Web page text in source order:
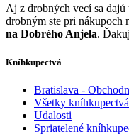
Aj z drobných vecí sa
drobným ste pri nákupoch
na Dobrého Anjela.
Kníhkupectvá
Bratislava -
Všetky kníhkupectvá
Udalosti
Spriatelené